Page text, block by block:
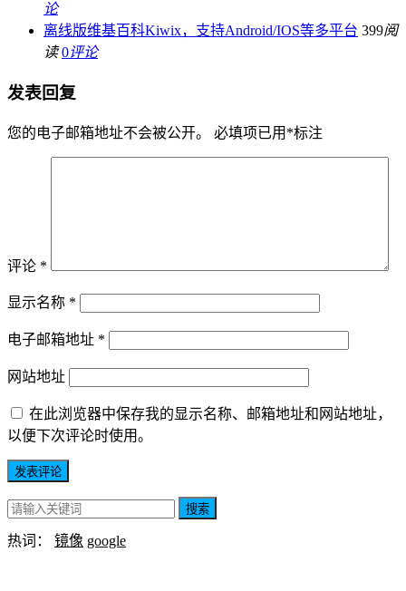
论
离线版维基百科Kiwix，支持Android/IOS等多平台 399阅
读 0评论
发表回复
您的电子邮箱地址不会被公开。 必填项已用 *标注
评论 *
显示名称 *
电子邮箱地址 *
网站地址
在此浏览器中保存我的显示名称、邮箱地址和网站地址，
以便下次评论时使用。
搜索
热词： 镜像 google